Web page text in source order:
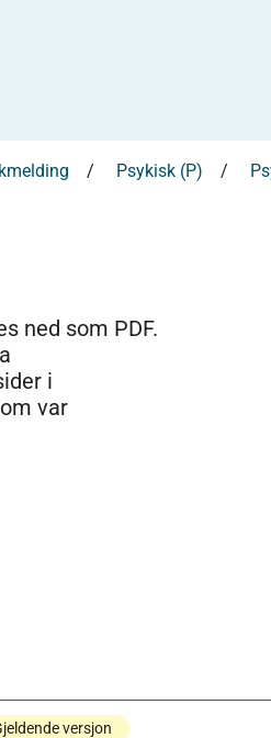
Psykisk (P)
ned som PDF.
i
var
versjon